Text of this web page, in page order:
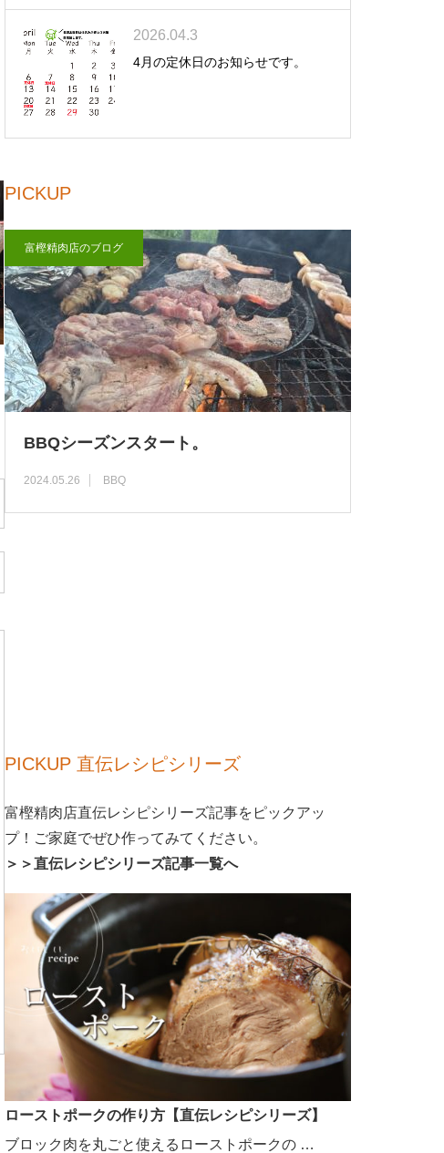
2026.04.3
4月の定休日のお知らせです。
PICKUP
富樫精肉店のブログ
BBQシーズンスタート。
2024.05.26 BBQ
PICKUP 直伝レシピシリーズ
富樫精肉店直伝レシピシリーズ記事をピックアッ
プ！ご家庭でぜひ作ってみてください。
＞＞直伝レシピシリーズ記事一覧へ
ローストポークの作り方【直伝レシピシリーズ】
ブロック肉を丸ごと使えるローストポークの …